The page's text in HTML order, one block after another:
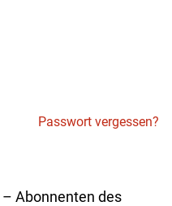
Passwort vergessen?
– Abonnenten des